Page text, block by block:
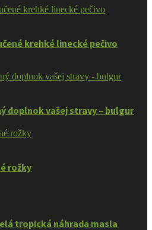
krehké linecké pečivo
doplnok vašej stravy – bulgur
rožky
tropická náhrada masla